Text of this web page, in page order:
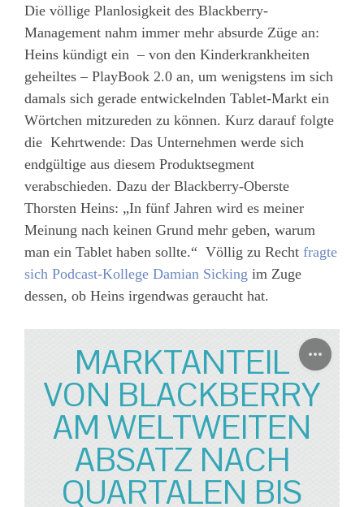
Die völlige Planlosigkeit des Blackberry-
Management nahm immer mehr absurde Züge an:
Heins kündigt ein – von den Kinderkrankheiten
geheiltes – PlayBook 2.0 an, um wenigstens im sich
damals sich gerade entwickelnden Tablet-Markt ein
Wörtchen mitzureden zu können. Kurz darauf folgte
die Kehrtwende: Das Unternehmen werde sich
endgültige aus diesem Produktsegment
verabschieden. Dazu der Blackberry-Oberste
Thorsten Heins: „In fünf Jahren wird es meiner
Meinung nach keinen Grund mehr geben, warum
man ein Tablet haben sollte.“ Völlig zu Recht fragte
sich Podcast-Kollege Damian Sicking im Zuge
dessen, ob Heins irgendwas geraucht hat.